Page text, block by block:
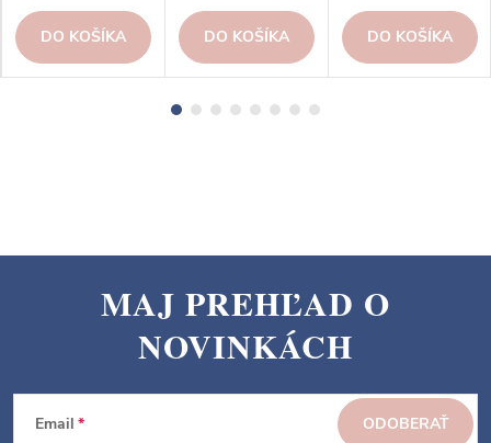
DO KOŠÍKA DO KOŠÍKA DO KOŠÍKA
p
MAJ PREHĽAD O
NOVINKÁCH
Email ODOBERAŤ